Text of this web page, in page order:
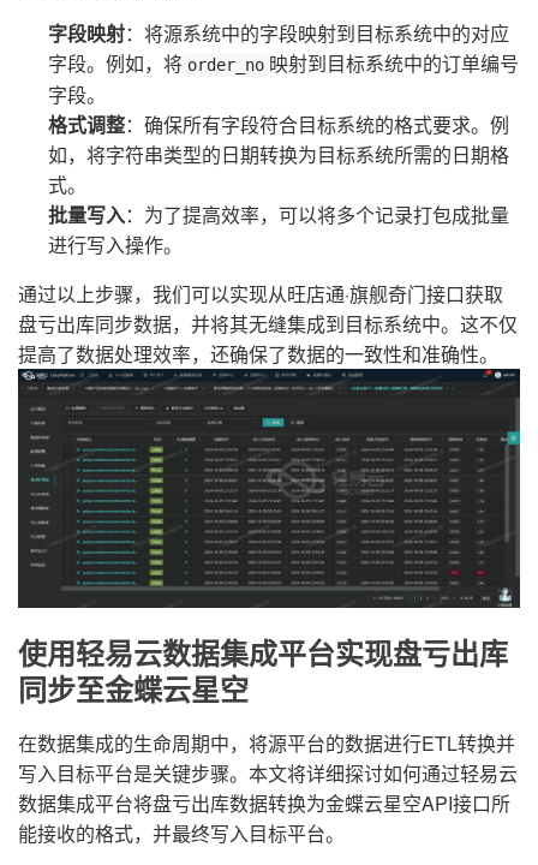
字段映射：将源系统中的字段映射到目标系统中的对应
字段。例如，将 order_no 映射到目标系统中的订单编号
字段。
格式调整：确保所有字段符合目标系统的格式要求。例
如，将字符串类型的日期转换为目标系统所需的日期格
式。
批量写入：为了提高效率，可以将多个记录打包成批量
进行写入操作。
通过以上步骤，我们可以实现从旺店通·旗舰奇门接口获取
盘亏出库同步数据，并将其无缝集成到目标系统中。这不仅
提高了数据处理效率，还确保了数据的一致性和准确性。
使用轻易云数据集成平台实现盘亏出库
同步至金蝶云星空
在数据集成的生命周期中，将源平台的数据进行ETL转换并
写入目标平台是关键步骤。本文将详细探讨如何通过轻易云
数据集成平台将盘亏出库数据转换为金蝶云星空API接口所
能接收的格式，并最终写入目标平台。